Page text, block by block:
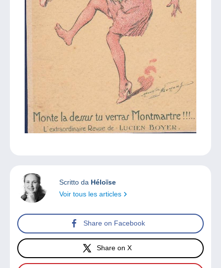
Scritto da Héloïse
Voir tous les articles
Share on Facebook
Share on X